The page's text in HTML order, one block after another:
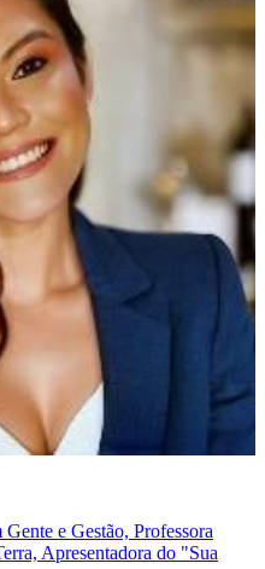
e Gestão, Professora
Apresentadora do "Sua